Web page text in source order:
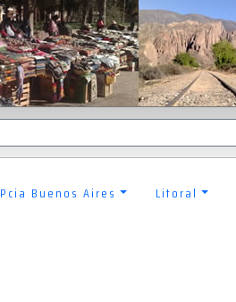
Pcia Buenos Aires Litoral